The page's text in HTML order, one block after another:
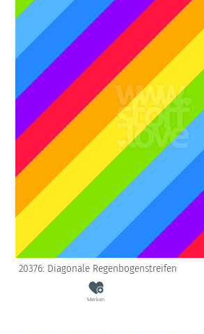
20376: Diagonale Regenbogenstreifen
Merken